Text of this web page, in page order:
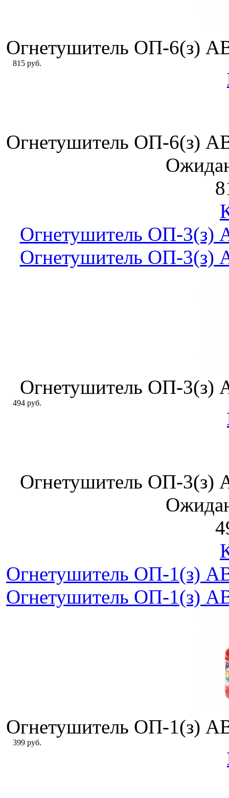
Огнетушитель ОП-6(з)
815 руб.
Огнетушитель ОП-6(з)
Огнетушитель ОП-
Огнетушитель ОП-
Огнетушитель ОП-
494 руб.
Огнетушитель ОП-
Огнетушитель ОП-1(з)
Огнетушитель ОП-1(з)
Огнетушитель ОП-1(з)
399 руб.